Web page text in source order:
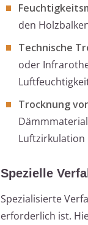
den
Technische
oder
Trocknung
Luftzirkulation
Spezielle
Spezialisierte
erforderlich ist.